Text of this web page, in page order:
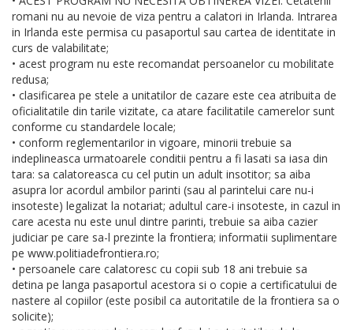
romani nu au nevoie de viza pentru a calatori in Irlanda. Intrarea
in Irlanda este permisa cu pasaportul sau cartea de identitate in
curs de valabilitate;
• acest program nu este recomandat persoanelor cu mobilitate
redusa;
• clasificarea pe stele a unitatilor de cazare este cea atribuita de
oficialitatile din tarile vizitate, ca atare facilitatile camerelor sunt
conforme cu standardele locale;
• conform reglementarilor in vigoare, minorii trebuie sa
indeplineasca urmatoarele conditii pentru a fi lasati sa iasa din
tara: sa calatoreasca cu cel putin un adult insotitor; sa aiba
asupra lor acordul ambilor parinti (sau al parintelui care nu-i
insoteste) legalizat la notariat; adultul care-i insoteste, in cazul in
care acesta nu este unul dintre parinti, trebuie sa aiba cazier
judiciar pe care sa-l prezinte la frontiera; informatii suplimentare
pe www.politiadefrontiera.ro;
• persoanele care calatoresc cu copii sub 18 ani trebuie sa
detina pe langa pasaportul acestora si o copie a certificatului de
nastere al copiilor (este posibil ca autoritatile de la frontiera sa o
solicite);